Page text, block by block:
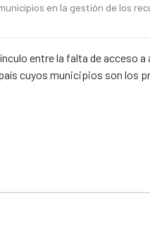
en la gestión de los
entre la falta de acceso
cuyos municipios son los